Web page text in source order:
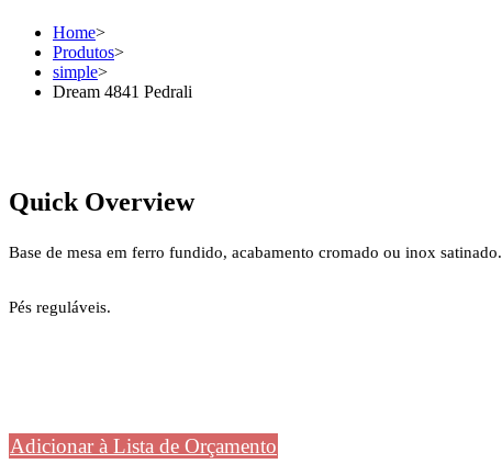
Home>
Produtos>
simple>
Dream 4841 Pedrali
Quick Overview
Base de mesa em ferro fundido, acabamento cromado ou inox satinado.
Pés reguláveis.
Adicionar à Lista de Orçamento